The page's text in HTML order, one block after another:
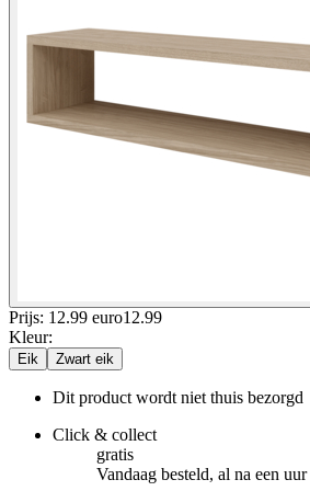
Prijs: 12.99 euro12.99
Kleur:
Eik Zwart eik
Dit product wordt niet thuis bezorgd
Click & collect
gratis
Vandaag besteld, al na een